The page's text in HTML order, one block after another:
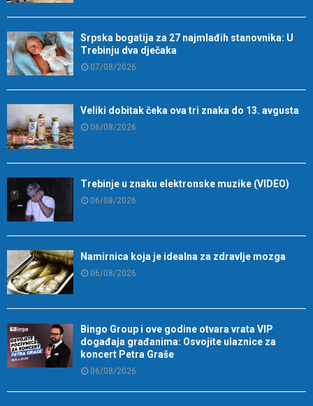
Srpska bogatija za 27 najmlađih stanovnika: U
Trebinju dva dječaka
07/08/2026
Veliki dobitak čeka ova tri znaka do 13. avgusta
06/08/2026
Trebinje u znaku elektronske muzike (VIDEO)
06/08/2026
Namirnica koja je idealna za zdravlje mozga
06/08/2026
Bingo Group i ove godine otvara vrata VIP
događaja građanima: Osvojite ulaznice za
koncert Petra Graše
06/08/2026